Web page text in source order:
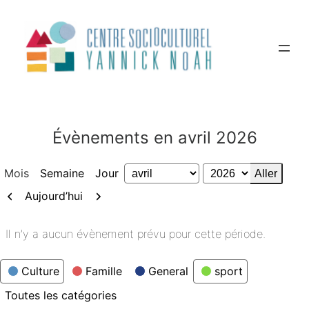
contenu
Évènements en avril 2026
Mois Semaine Jour
Mois
Année
Précédent
Aujourd’hui Suivant
Il n’y a aucun évènement prévu pour cette période.
Catégories
Culture Famille General
sport
Toutes les catégories